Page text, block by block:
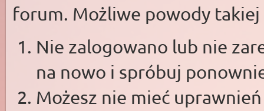
forum. Możliwe powody takiej
Nie zalogowano lub nie
na nowo i spróbuj
Możesz nie mieć